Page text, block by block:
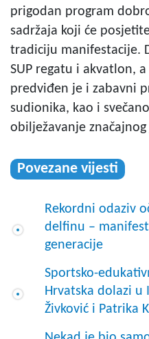
prigodan program
sadržaja koji će
tradiciju manifestacije.
SUP regatu i akvatlon,
predviđen je i zabavni
sudionika, kao i
obilježavanje
Povezane vijesti
Rekordni odaziv
delfinu –
generacije
Sportsko-
Hrvatska dolazi
Živković i Patrika